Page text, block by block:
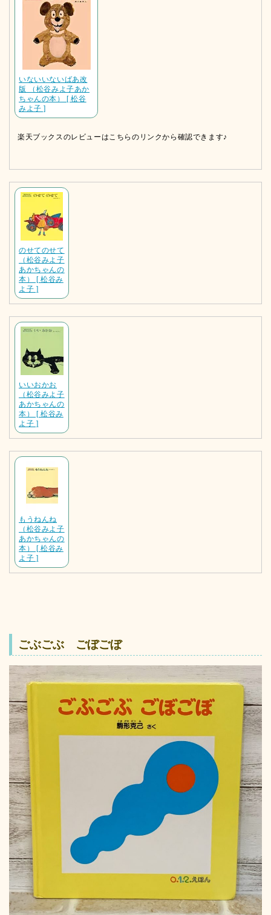
いないいないばあ改
版 （松谷みよ子あか
ちゃんの本） [ 松谷
みよ子 ]
楽天ブックスのレビューはこちらのリンクから確認できます♪
のせてのせて
（松谷みよ子
あかちゃんの
本） [ 松谷み
よ子 ]
いいおかお
（松谷みよ子
あかちゃんの
本） [ 松谷み
よ子 ]
もうねんね
（松谷みよ子
あかちゃんの
本） [ 松谷み
よ子 ]
ごぶごぶ ごぼごぼ